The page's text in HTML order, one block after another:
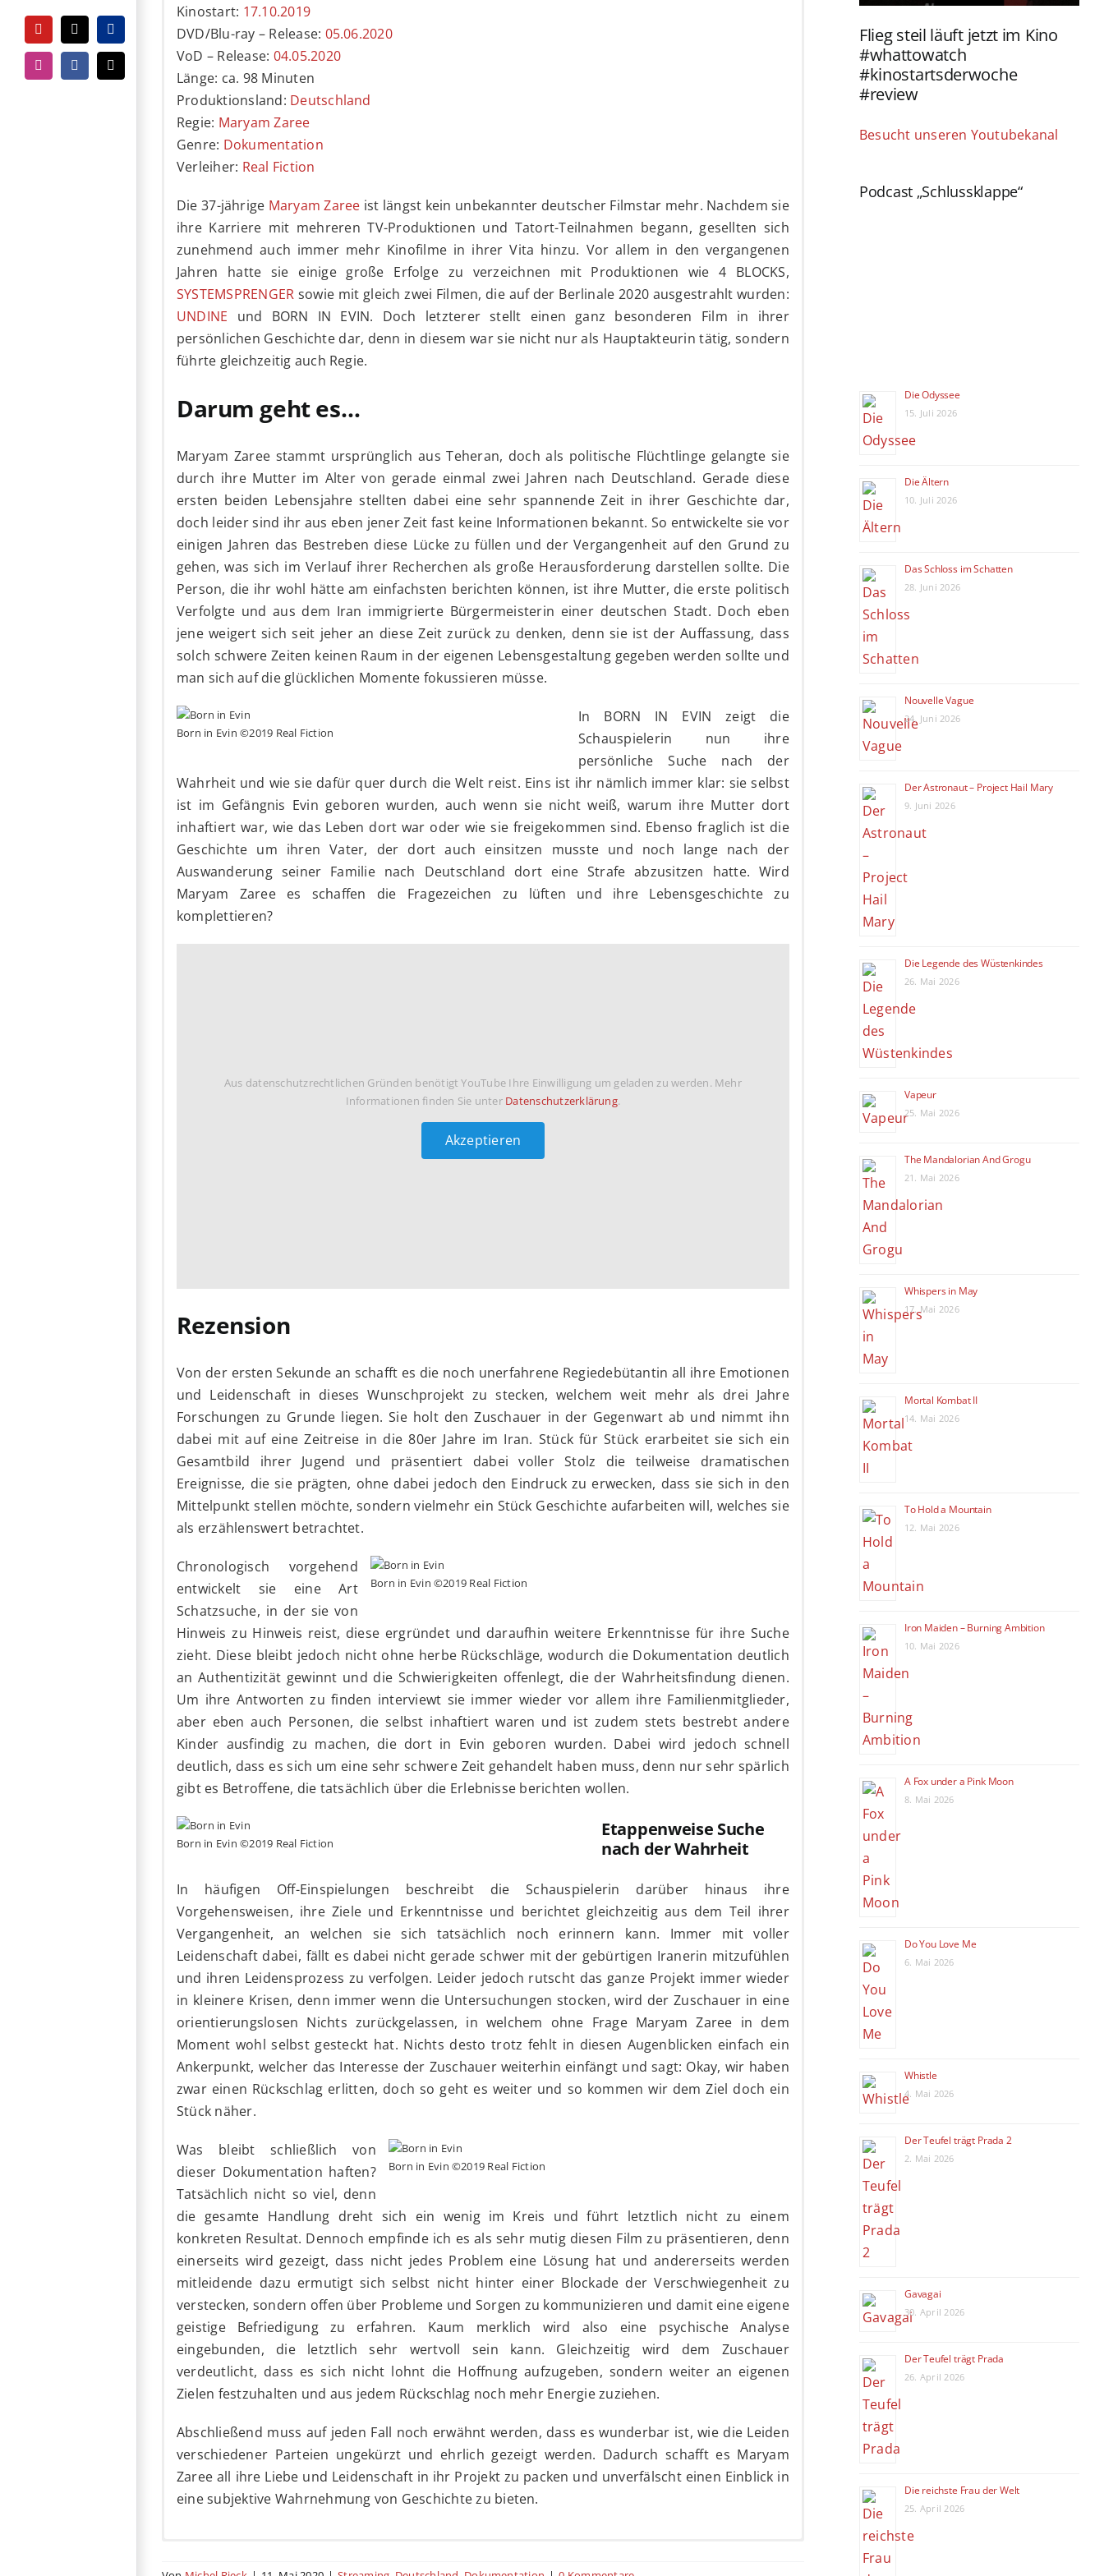
YouTubeTiktokPayPal
InstagramFacebook
E-
Mail
Kinostart: 17.10.2019
DVD/Blu-ray – Release: 05.06.2020
VoD – Release: 04.05.2020
Länge: ca. 98 Minuten
Produktionsland: Deutschland
Regie: Maryam Zaree
Genre: Dokumentation
Verleiher: Real Fiction
Die 37-jährige Maryam Zaree ist längst kein unbekannter deutscher Filmstar mehr. Nachdem sie
ihre Karriere mit mehreren TV-Produktionen und Tatort-Teilnahmen begann, gesellten sich
zunehmend auch immer mehr Kinofilme in ihrer Vita hinzu. Vor allem in den vergangenen
Jahren hatte sie einige große Erfolge zu verzeichnen mit Produktionen wie 4 BLOCKS,
SYSTEMSPRENGER sowie mit gleich zwei Filmen, die auf der Berlinale 2020 ausgestrahlt wurden:
UNDINE und BORN IN EVIN. Doch letzterer stellt einen ganz besonderen Film in ihrer
persönlichen Geschichte dar, denn in diesem war sie nicht nur als Hauptakteurin tätig, sondern
führte gleichzeitig auch Regie.
Darum geht es…
Maryam Zaree stammt ursprünglich aus Teheran, doch als politische Flüchtlinge gelangte sie
durch ihre Mutter im Alter von gerade einmal zwei Jahren nach Deutschland. Gerade diese
ersten beiden Lebensjahre stellten dabei eine sehr spannende Zeit in ihrer Geschichte dar,
doch leider sind ihr aus eben jener Zeit fast keine Informationen bekannt. So entwickelte sie vor
einigen Jahren das Bestreben diese Lücke zu füllen und der Vergangenheit auf den Grund zu
gehen, was sich im Verlauf ihrer Recherchen als große Herausforderung darstellen sollte. Die
Person, die ihr wohl hätte am einfachsten berichten können, ist ihre Mutter, die erste politisch
Verfolgte und aus dem Iran immigrierte Bürgermeisterin einer deutschen Stadt. Doch eben
jene weigert sich seit jeher an diese Zeit zurück zu denken, denn sie ist der Auffassung, dass
solch schwere Zeiten keinen Raum in der eigenen Lebensgestaltung gegeben werden sollte und
man sich auf die glücklichen Momente fokussieren müsse.
Born in Evin ©2019 Real Fiction
In BORN IN EVIN zeigt die
Schauspielerin nun ihre
persönliche Suche nach der
Wahrheit und wie sie dafür quer durch die Welt reist. Eins ist ihr nämlich immer klar: sie selbst
ist im Gefängnis Evin geboren wurden, auch wenn sie nicht weiß, warum ihre Mutter dort
inhaftiert war, wie das Leben dort war oder wie sie freigekommen sind. Ebenso fraglich ist die
Geschichte um ihren Vater, der dort auch einsitzen musste und noch lange nach der
Auswanderung seiner Familie nach Deutschland dort eine Strafe abzusitzen hatte. Wird
Maryam Zaree es schaffen die Fragezeichen zu lüften und ihre Lebensgeschichte zu
komplettieren?
Aus datenschutzrechtlichen Gründen benötigt YouTube Ihre Einwilligung um geladen zu werden. Mehr
Informationen finden Sie unter Datenschutzerklärung.
Akzeptieren
Rezension
Von der ersten Sekunde an schafft es die noch unerfahrene Regiedebütantin all ihre Emotionen
und Leidenschaft in dieses Wunschprojekt zu stecken, welchem weit mehr als drei Jahre
Forschungen zu Grunde liegen. Sie holt den Zuschauer in der Gegenwart ab und nimmt ihn
dabei mit auf eine Zeitreise in die 80er Jahre im Iran. Stück für Stück erarbeitet sie sich ein
Gesamtbild ihrer Jugend und präsentiert dabei voller Stolz die teilweise dramatischen
Ereignisse, die sie prägten, ohne dabei jedoch den Eindruck zu erwecken, dass sie sich in den
Mittelpunkt stellen möchte, sondern vielmehr ein Stück Geschichte aufarbeiten will, welches sie
als erzählenswert betrachtet.
Born in Evin ©2019 Real Fiction
Chronologisch vorgehend
entwickelt sie eine Art
Schatzsuche, in der sie von
Hinweis zu Hinweis reist, diese ergründet und daraufhin weitere Erkenntnisse für ihre Suche
zieht. Diese bleibt jedoch nicht ohne herbe Rückschläge, wodurch die Dokumentation deutlich
an Authentizität gewinnt und die Schwierigkeiten offenlegt, die der Wahrheitsfindung dienen.
Um ihre Antworten zu finden interviewt sie immer wieder vor allem ihre Familienmitglieder,
aber eben auch Personen, die selbst inhaftiert waren und ist zudem stets bestrebt andere
Kinder ausfindig zu machen, die dort in Evin geboren wurden. Dabei wird jedoch schnell
deutlich, dass es sich um eine sehr schwere Zeit gehandelt haben muss, denn nur sehr spärlich
gibt es Betroffene, die tatsächlich über die Erlebnisse berichten wollen.
Born in Evin ©2019 Real Fiction
Etappenweise Suche
nach der Wahrheit
In häufigen Off-Einspielungen beschreibt die Schauspielerin darüber hinaus ihre
Vorgehensweisen, ihre Ziele und Erkenntnisse und berichtet gleichzeitig aus dem Teil ihrer
Vergangenheit, an welchen sie sich tatsächlich noch erinnern kann. Immer mit voller
Leidenschaft dabei, fällt es dabei nicht gerade schwer mit der gebürtigen Iranerin mitzufühlen
und ihren Leidensprozess zu verfolgen. Leider jedoch rutscht das ganze Projekt immer wieder
in kleinere Krisen, denn immer wenn die Untersuchungen stocken, wird der Zuschauer in eine
orientierungslosen Nichts zurückgelassen, in welchem ohne Frage Maryam Zaree in dem
Moment wohl selbst gesteckt hat. Nichts desto trotz fehlt in diesen Augenblicken einfach ein
Ankerpunkt, welcher das Interesse der Zuschauer weiterhin einfängt und sagt: Okay, wir haben
zwar einen Rückschlag erlitten, doch so geht es weiter und so kommen wir dem Ziel doch ein
Stück näher.
Born in Evin ©2019 Real Fiction
Was bleibt schließlich von
dieser Dokumentation haften?
Tatsächlich nicht so viel, denn
die gesamte Handlung dreht sich ein wenig im Kreis und führt letztlich nicht zu einem
konkreten Resultat. Dennoch empfinde ich es als sehr mutig diesen Film zu präsentieren, denn
einerseits wird gezeigt, dass nicht jedes Problem eine Lösung hat und andererseits werden
mitleidende dazu ermutigt sich selbst nicht hinter einer Blockade der Verschwiegenheit zu
verstecken, sondern offen über Probleme und Sorgen zu kommunizieren und damit eine eigene
geistige Befriedigung zu erfahren. Kaum merklich wird also eine psychischeAnalyse
eingebunden, die letztlich sehr wertvoll sein kann. Gleichzeitig wird dem Zuschauer
verdeutlicht, dass es sich nicht lohnt die Hoffnung aufzugeben, sondern weiter an eigenen
Zielen festzuhalten und aus jedem Rückschlag noch mehr Energie zuziehen.
Abschließend muss auf jeden Fall noch erwähnt werden, dass es wunderbar ist, wie die Leiden
verschiedener Parteien ungekürzt und ehrlich gezeigt werden. Dadurch schafft es Maryam
Zaree all ihre Liebe und Leidenschaft in ihr Projekt zu packen und unverfälscht einen Einblick in
eine subjektive Wahrnehmung von Geschichte zu bieten.
7,8 von 10 (Stand: 11.05.2020)
Flieg steil läuft jetzt im Kino
#whattowatch
#kinostartsderwoche
#review
Besucht unseren Youtubekanal
Podcast „Schlussklappe“
Die Odyssee
15. Juli 2026
Die Ältern
10. Juli 2026
Das Schloss im Schatten
28. Juni 2026
Nouvelle Vague
24. Juni 2026
Der Astronaut – Project Hail Mary
9. Juni 2026
Die Legende des Wüstenkindes
26. Mai 2026
Vapeur
25. Mai 2026
The Mandalorian And Grogu
21. Mai 2026
Whispers in May
17. Mai 2026
Mortal Kombat II
14. Mai 2026
To Hold a Mountain
12. Mai 2026
Iron Maiden – Burning Ambition
10. Mai 2026
A Fox under a Pink Moon
8. Mai 2026
Do You Love Me
6. Mai 2026
Whistle
4. Mai 2026
Der Teufel trägt Prada 2
2. Mai 2026
Gavagai
30. April 2026
Der Teufel trägt Prada
26. April 2026
Die reichste Frau der Welt
25. April 2026